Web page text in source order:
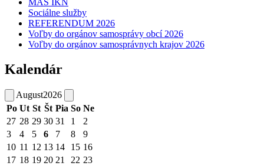
MAS IKN
Sociálne služby
REFERENDUM 2026
Voľby do orgánov samosprávy obcí 2026
Voľby do orgánov samosprávnych krajov 2026
Kalendár
August2026
Po Ut St Št Pia So Ne
27 28 29 30 31 1
2
3
4 5 6 7 8
9
10 11 12 13 14 15 16
17 18 19 20 21 22 23